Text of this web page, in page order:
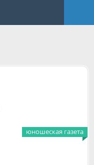
юношеская газета